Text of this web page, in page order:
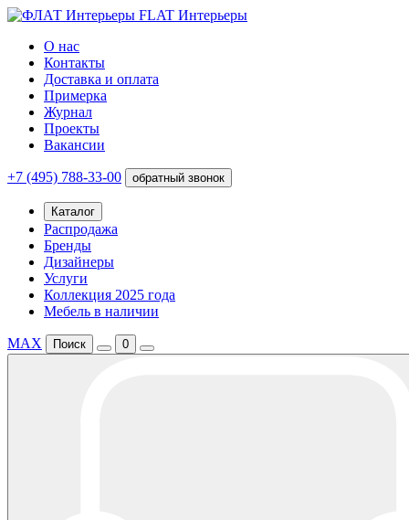
FLAT Интерьеры
О нас
Контакты
Доставка и оплата
Примерка
Журнал
Проекты
Вакансии
+7 (495) 788-33-00 обратный звонок
Каталог
Распродажа
Бренды
Дизайнеры
Услуги
Коллекция 2025 года
Мебель в наличии
MAX Поиск 0